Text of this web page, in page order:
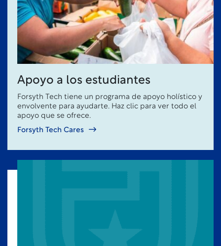
Apoyo a los estudiantes
Forsyth Tech tiene un programa de apoyo holístico y
envolvente para ayudarte. Haz clic para ver todo el
apoyo que se ofrece.
Forsyth Tech Cares